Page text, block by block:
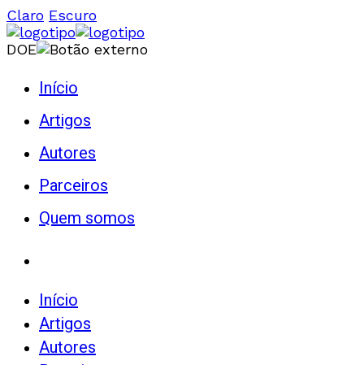
Claro Escuro
DOE
Início
Artigos
Autores
Parceiros
Quem somos
Início
Artigos
Autores